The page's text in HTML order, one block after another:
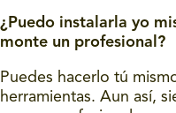
¿Puedo instalarla yo
monte un profesional?
Puedes hacerlo tú
herramientas. Aun así,